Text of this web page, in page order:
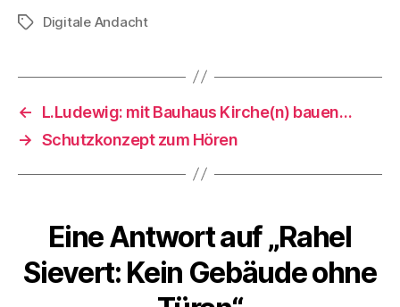
Schlagwörter
Digitale Andacht
←
L.Ludewig: mit Bauhaus Kirche(n) bauen…
→ Schutzkonzept zum Hören
Eine Antwort auf „Rahel
Sievert: Kein Gebäude ohne